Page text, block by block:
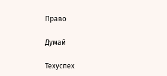
Право
Думай
Техуспех